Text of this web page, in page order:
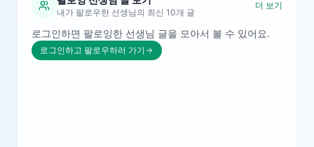
내가 팔로우한 선생님의 최신 10개 글
더 보기
로그인하면 팔로잉한 선생님 글을 모아서 볼 수 있어요.
로그인하고 팔로우하러 가기